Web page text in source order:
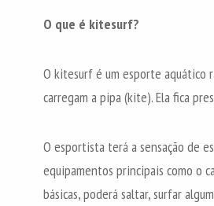
O que é kitesurf?
O kitesurf é um esporte aquático
carregam a pipa (kite). Ela fica
O esportista terá a sensação de
equipamentos principais como o
básicas, poderá saltar, surfar